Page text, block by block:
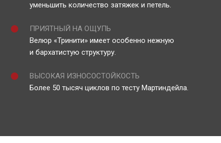
уменьшить количество затяжек и петель.
ПРИЯТНЫЙ НА ОЩУПЬ
Велюр «Тринити» имеет особенно нежную
и бархатистую структуру.
ВЫСОКАЯ ИЗНОСОСТОЙКОСТЬ
Более 50 тысяч циклов по тесту Мартиндейла.